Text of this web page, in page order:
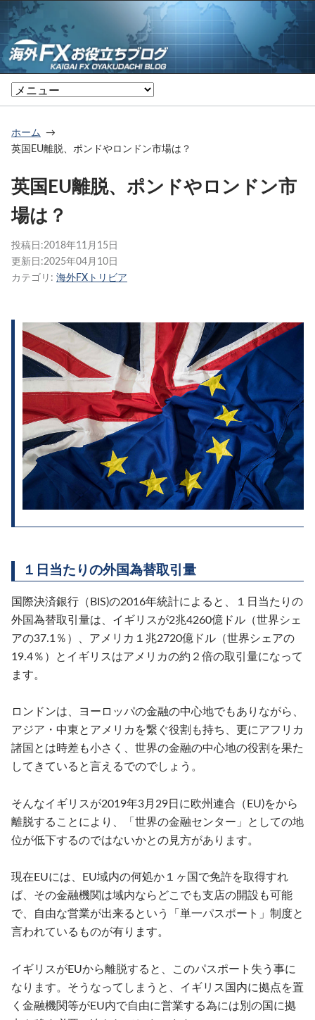
ホーム
英国EU離脱、ポンドやロンドン市場は？
英国EU離脱、ポンドやロンドン市
場は？
投稿日:2018年11月15日
更新日:2025年04月10日
カテゴリ: 海外FXトリビア
１日当たりの外国為替取引量
国際決済銀行（BIS)の2016年統計によると、１日当たりの
外国為替取引量は、イギリスが2兆4260億ドル（世界シェ
アの37.1％）、アメリカ１兆2720億ドル（世界シェアの
19.4％）とイギリスはアメリカの約２倍の取引量になって
ます。
ロンドンは、ヨーロッパの金融の中心地でもありながら、
アジア・中東とアメリカを繋ぐ役割も持ち、更にアフリカ
諸国とは時差も小さく、世界の金融の中心地の役割を果た
してきていると言えるでのでしょう。
そんなイギリスが2019年3月29日に欧州連合（EU)をから
離脱することにより、「世界の金融センター」としての地
位が低下するのではないかとの見方があります。
現在EUには、EU域内の何処か１ヶ国で免許を取得すれ
ば、その金融機関は域内ならどこでも支店の開設も可能
で、自由な営業が出来るという「単一パスポート」制度と
言われているものが有ります。
イギリスがEUから離脱すると、このパスポート失う事に
なります。そうなってしまうと、イギリス国内に拠点を置
く金融機関等がEU内で自由に営業する為には別の国に拠